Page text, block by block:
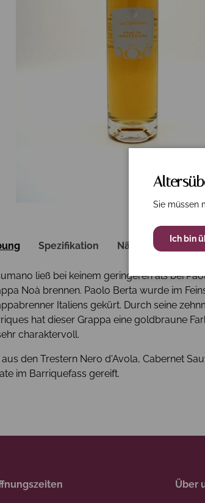
Spezifikation Nährwerte
ließ bei keinem geringeren als bei
Noà brennen. Paolo Berta wurde im
Italiens gekürt. Durch seine
hat dieser Grappa eine goldbraune
charaktervoll.
aus den Trestern Nero d'Avola, Cabernet
im Barriquefass gereift.
Sie müssen
Ich bin
Über